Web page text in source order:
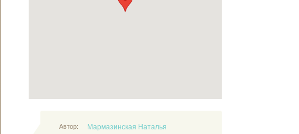
Автор:
Мармазинская Наталья